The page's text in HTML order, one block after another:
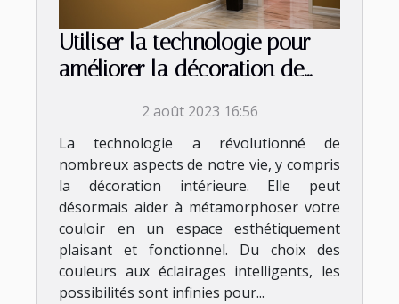
Utiliser la technologie pour
améliorer la décoration de
2 août 2023 16:56
La technologie a révolutionné de
nombreux aspects de notre vie, y compris
la décoration intérieure. Elle peut
désormais aider à métamorphoser votre
couloir en un espace esthétiquement
plaisant et fonctionnel. Du choix des
couleurs aux éclairages intelligents, les
possibilités sont infinies pour...